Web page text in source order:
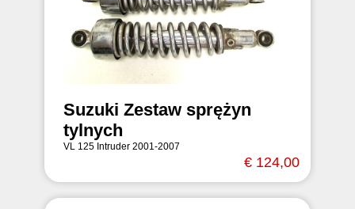
Suzuki Zestaw sprężyn
tylnych
VL 125 Intruder 2001-2007
€ 124,00